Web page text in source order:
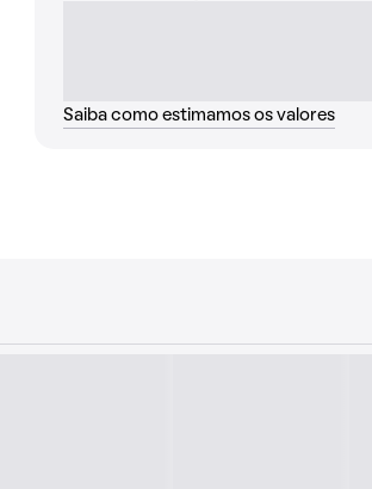
Saiba como estimamos os valores